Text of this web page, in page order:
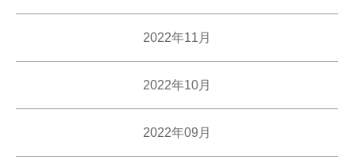
2022年11月
2022年10月
2022年09月